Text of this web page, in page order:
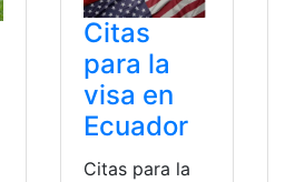
Citas
para la
visa en
Ecuador
Citas para la